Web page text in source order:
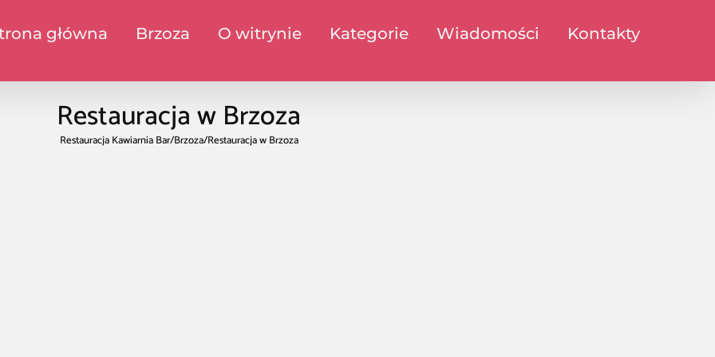
główna Brzoza O witrynie Kategorie Wiadomości Kontakty
Restauracja w Brzoza
Restauracja Kawiarnia Bar/Brzoza/Restauracja w Brzoza